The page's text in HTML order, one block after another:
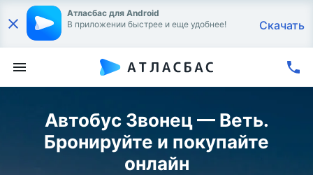
Атласбас для Android
В приложении быстрее и еще удобнее!
Скачать
Автобус Звонец — Веть.
Бронируйте и покупайте
онлайн